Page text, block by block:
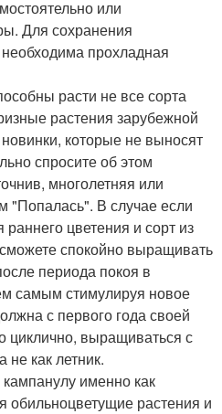
или
Для сохранения
прохладная
расти не все сорта
растения зарубежной
которые не выносят
спросите об этом
многолетняя или
"Попалась". В случае если
цветения и сорт из
спокойно выращивать
периода покоя в
самым стимулируя новое
с первого года своей
циклично, выращиваться с
не как летник.
именно как
обильноцветущие растения и